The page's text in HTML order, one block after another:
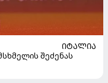
ᲘᲢᲐᲚᲘᲐ
შეძენას